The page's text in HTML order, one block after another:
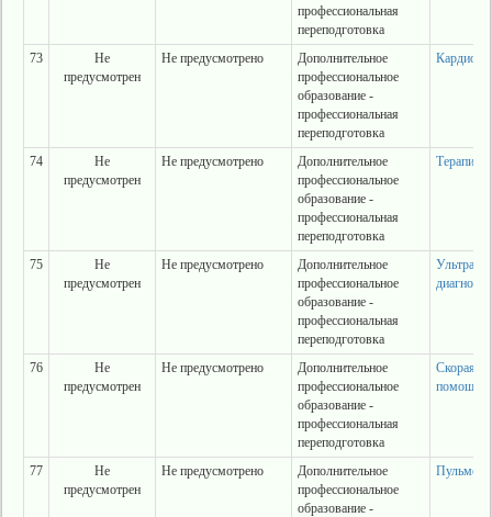
профессиональная
переподготовка
73
Не
предусмотрен
Не предусмотрено
Дополнительное
профессиональное
образование -
профессиональная
переподготовка
74
Не
предусмотрен
Не предусмотрено
Дополнительное
профессиональное
образование -
профессиональная
переподготовка
Терапия
75
Не
предусмотрен
Не предусмотрено
Дополнительное
профессиональное
образование -
профессиональная
переподготовка
76
Не
предусмотрен
Не предусмотрено
Дополнительное
профессиональное
образование -
профессиональная
переподготовка
Скорая
помощь
77
Не
предусмотрен
Не предусмотрено
Дополнительное
профессиональное
образование -